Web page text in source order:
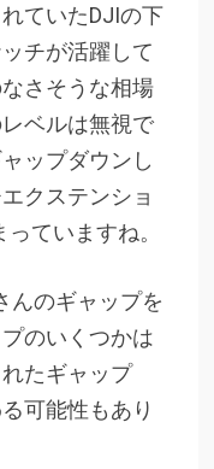
ていたDJIの下
チが活躍して
さそうな相場
ベルは無視で
ップダウンし
クステンショ
ていますね。
んのギャップを
のいくつかは
たギャップ
可能性もあり